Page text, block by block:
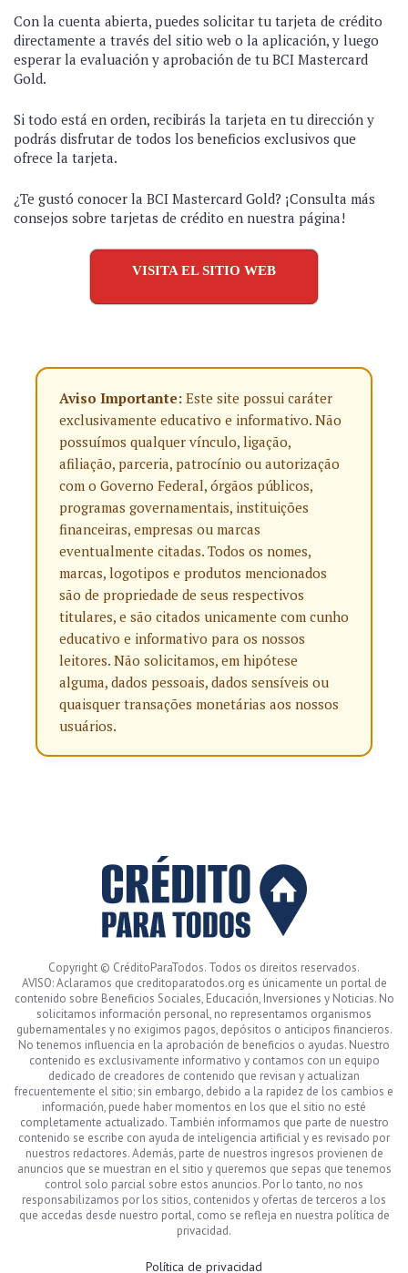
Con la cuenta abierta, puedes solicitar tu tarjeta de crédito
directamente a través del sitio web o la aplicación, y luego
esperar la evaluación y aprobación de tu BCI Mastercard
Gold.
Si todo está en orden, recibirás la tarjeta en tu dirección y
podrás disfrutar de todos los beneficios exclusivos que
ofrece la tarjeta.
¿Te gustó conocer la BCI Mastercard Gold? ¡Consulta más
consejos sobre tarjetas de crédito en nuestra página!
VISITA EL SITIO WEB
Aviso Importante: Este site possui caráter
exclusivamente educativo e informativo. Não
possuímos qualquer vínculo, ligação,
afiliação, parceria, patrocínio ou autorização
com o Governo Federal, órgãos públicos,
programas governamentais, instituições
financeiras, empresas ou marcas
eventualmente citadas. Todos os nomes,
marcas, logotipos e produtos mencionados
são de propriedade de seus respectivos
titulares, e são citados unicamente com cunho
educativo e informativo para os nossos
leitores. Não solicitamos, em hipótese
alguma, dados pessoais, dados sensíveis ou
quaisquer transações monetárias aos nossos
usuários.
Copyright © CréditoParaTodos. Todos os direitos reservados.
AVISO: Aclaramos que creditoparatodos.org es únicamente un portal de
contenido sobre Beneficios Sociales, Educación, Inversiones y Noticias. No
solicitamos información personal, no representamos organismos
gubernamentales y no exigimos pagos, depósitos o anticipos financieros.
No tenemos influencia en la aprobación de beneficios o ayudas. Nuestro
contenido es exclusivamente informativo y contamos con un equipo
dedicado de creadores de contenido que revisan y actualizan
frecuentemente el sitio; sin embargo, debido a la rapidez de los cambios e
información, puede haber momentos en los que el sitio no esté
completamente actualizado. También informamos que parte de nuestro
contenido se escribe con ayuda de inteligencia artificial y es revisado por
nuestros redactores. Además, parte de nuestros ingresos provienen de
anuncios que se muestran en el sitio y queremos que sepas que tenemos
control solo parcial sobre estos anuncios. Por lo tanto, no nos
responsabilizamos por los sitios, contenidos y ofertas de terceros a los
que accedas desde nuestro portal, como se refleja en nuestra política de
privacidad.
Política de privacidad